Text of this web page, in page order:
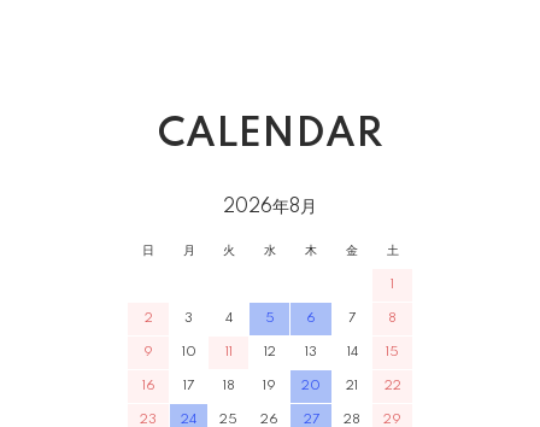
10万円以内の機械式時計の性能は心配？
CALENDAR
2026年8月
日 月 火 水 木 金 土
1
2 3 4 5 6 7 8
9 10 11 12 13 14 15
16 17 18 19 20 21 22
23 24 25 26 27 28 29